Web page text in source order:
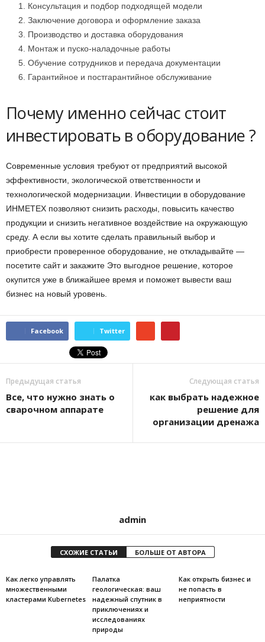
Консультация и подбор подходящей модели
Заключение договора и оформление заказа
Производство и доставка оборудования
Монтаж и пуско-наладочные работы
Обучение сотрудников и передача документации
Гарантийное и постгарантийное обслуживание
Почему именно сейчас стоит
инвестировать в оборудование ?
Современные условия требуют от предприятий высокой
эффективности, экологической ответственности и
технологической модернизации. Инвестиции в оборудование
ИНМЕТЕХ позволяют снизить расходы, повысить качество
продукции и снизить негативное воздействие на окружающую
среду. А если вы хотите сделать правильный выбор и
приобрести проверенное оборудование, не откладывайте —
посетите сайт и закажите Это выгодное решение, которое
окупится уже в ближайшее время и поможет вывести ваш
бизнес на новый уровень.
Facebook Twitter
Предыдущая статья
Все, что нужно знать о
сварочном аппарате
Следующая статья
как выбрать надежное
решение для
организации дренажа
admin
СХОЖИЕ СТАТЬИ БОЛЬШЕ ОТ АВТОРА
Как легко управлять
множественными
кластерами Kubernetes
Палатка
геологическая: ваш
надежный спутник в
приключениях и
исследованиях
природы
Как открыть бизнес и
не попасть в
неприятности